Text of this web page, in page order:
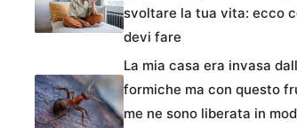
svoltare la tua vita: ecco
devi fare
La mia casa era invasa
formiche ma con questo
me ne sono liberata in